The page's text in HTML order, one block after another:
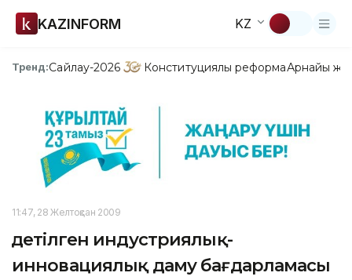
KAZINFORM KZ
Тренд:Сайлау-2026 Конституциялық реформаАрнайы
11:47, 28 Желтоқсан 2009
Үдетілген индустриялық-
инновациялық даму бағдарламасы